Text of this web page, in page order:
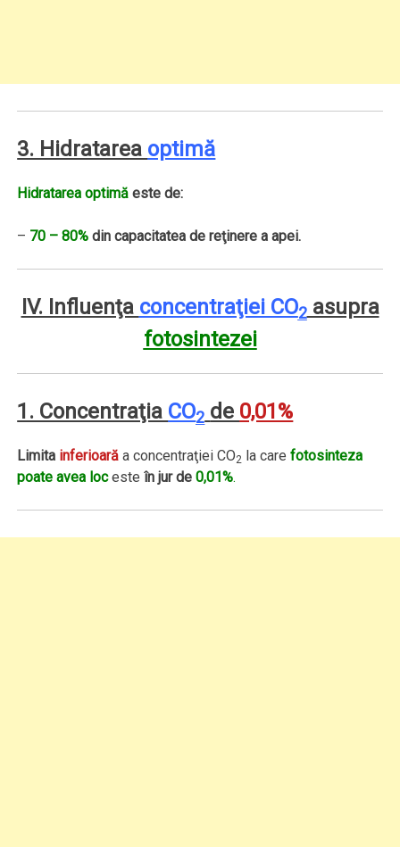
3. Hidratarea optimă
Hidratarea optimă este de:
– 70 – 80% din capacitatea de reţinere a apei.
IV. Influenţa concentraţiei CO2asupra
fotosintezei
1. Concentraţia CO2 de 0,01%
Limita inferioară a concentraţiei CO2 la carefotosinteza
poate avea locesteîn jur de0,01%.